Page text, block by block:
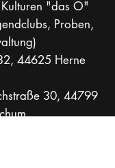
"das O"
Proben,
44625 Herne
30, 44799